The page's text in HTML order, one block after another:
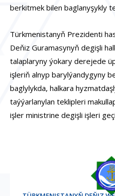
berkitmek bilen baglanyşykly
Türkmenistanyň Prezidenti
Deňiz Guramasynyň degişli
talaplaryny ýokary derejede
işleriň alnyp barylýandygyny
baglylykda, halkara
taýýarlanylan teklipleri
işler ministrine degişli işleri